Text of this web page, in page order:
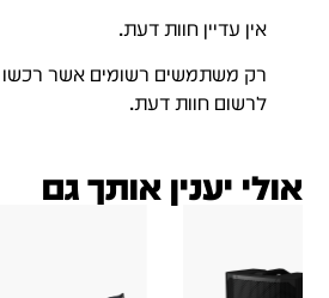
אין עדיין חוות דעת.
רק משתמשים רשומים אשר רכשו
לרשום חוות דעת.
אולי יענין אותך גם